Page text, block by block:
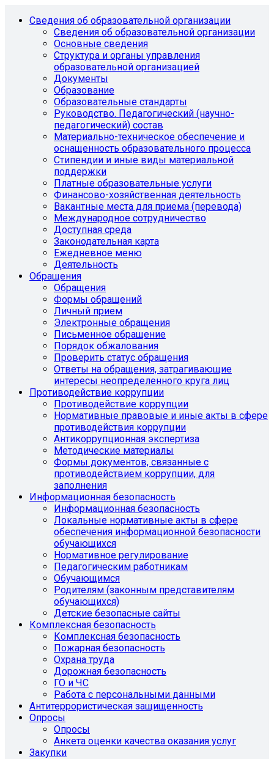
Сведения об образовательной организации
Сведения об образовательной организации
Основные сведения
Структура и органы управления
образовательной организацией
Документы
Образование
Образовательные стандарты
Руководство. Педагогический (научно-
педагогический) состав
Материально-техническое обеспечение и
оснащенность образовательного процесса
Стипендии и иные виды материальной
поддержки
Платные образовательные услуги
Финансово-хозяйственная деятельность
Вакантные места для приема (перевода)
Международное сотрудничество
Доступная среда
Законодательная карта
Ежедневное меню
Деятельность
Обращения
Обращения
Формы обращений
Личный прием
Электронные обращения
Письменное обращение
Порядок обжалования
Проверить статус обращения
Ответы на обращения, затрагивающие
интересы неопределенного круга лиц
Противодействие коррупции
Противодействие коррупции
Нормативные правовые и иные акты в сфере
противодействия коррупции
Антикоррупционная экспертиза
Методические материалы
Формы документов, связанные с
противодействием коррупции, для
заполнения
Информационная безопасность
Информационная безопасность
Локальные нормативные акты в сфере
обеспечения информационной безопасности
обучающихся
Нормативное регулирование
Педагогическим работникам
Обучающимся
Родителям (законным представителям
обучающихся)
Детские безопасные сайты
Комплексная безопасность
Комплексная безопасность
Пожарная безопасность
Охрана труда
Дорожная безопасность
ГО и ЧС
Работа с персональными данными
Антитеррористическая защищенность
Опросы
Опросы
Анкета оценки качества оказания услуг
Закупки